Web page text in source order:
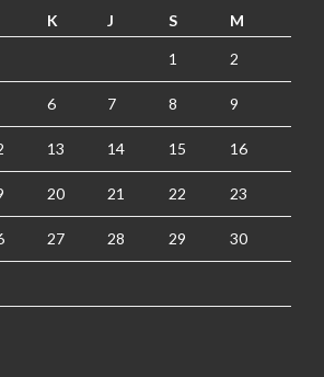
K J S M
1 2
6 7 8 9
13 14 15 16
20 21 22 23
27 28 29 30